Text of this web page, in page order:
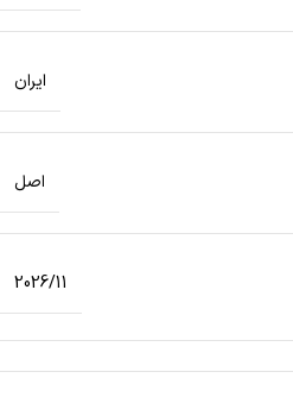
ایران
اصل
2026/11